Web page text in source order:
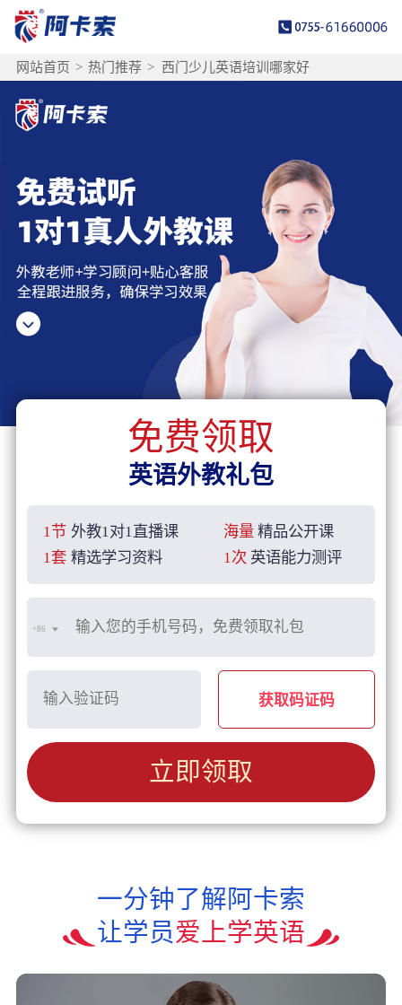
网站首页 > 热门推荐 > 西门少儿英语培训哪家好
免费领取
英语外教礼包
1节 外教1对1直播课 海量 精品公开课
1套 精选学习资料 1次 英语能力测评
+86
获取码证码
立即领取
一分钟了解阿卡索
让学员爱上学英语